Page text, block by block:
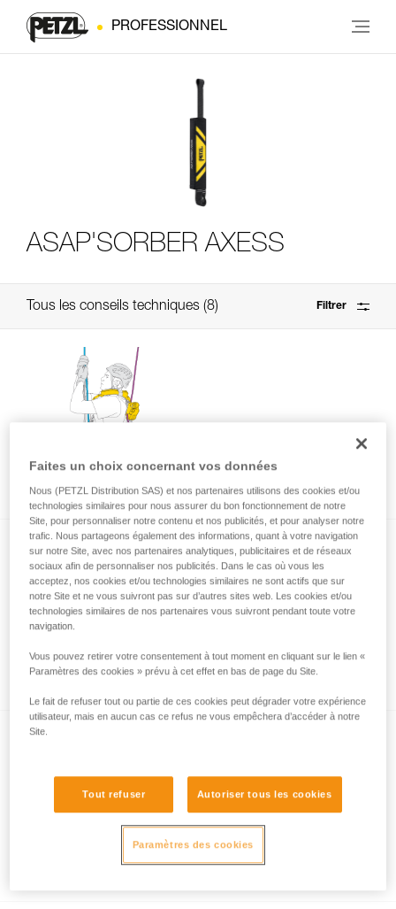
PROFESSIONNEL
ASAP'SORBER AXESS
Tous les conseils techniques 8 Filtrer
l’approche d’un obstacle ou du sol
vent
Comment choisir entre ASAP’SORBER 20
et ASAP’SORBER 40
Faites un choix concernant vos données
Nous (PETZL Distribution SAS) et nos partenaires utilisons des cookies et/ou
technologies similaires pour nous assurer du bon fonctionnement de notre
Site, pour personnaliser notre contenu et nos publicités, et pour analyser notre
trafic. Nous partageons également des informations, quant à votre navigation
sur notre Site, avec nos partenaires analytiques, publicitaires et de réseaux
sociaux afin de personnaliser nos publicités. Dans le cas où vous les
acceptez, nos cookies et/ou technologies similaires ne sont actifs que sur
notre Site et ne vous suivront pas sur d’autres sites web. Les cookies et/ou
technologies similaires de nos partenaires vous suivront pendant toute votre
navigation.
Vous pouvez retirer votre consentement à tout moment en cliquant sur le lien «
Paramètres des cookies » prévu à cet effet en bas de page du Site.
Le fait de refuser tout ou partie de ces cookies peut dégrader votre expérience
utilisateur, mais en aucun cas ce refus ne vous empêchera d’accéder à notre
Site.
Tout refuser Autoriser tous les cookies
Paramètres des cookies